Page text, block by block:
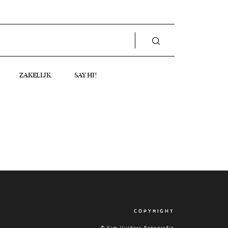
ZAKELIJK SAY HI!
COPYRIGHT